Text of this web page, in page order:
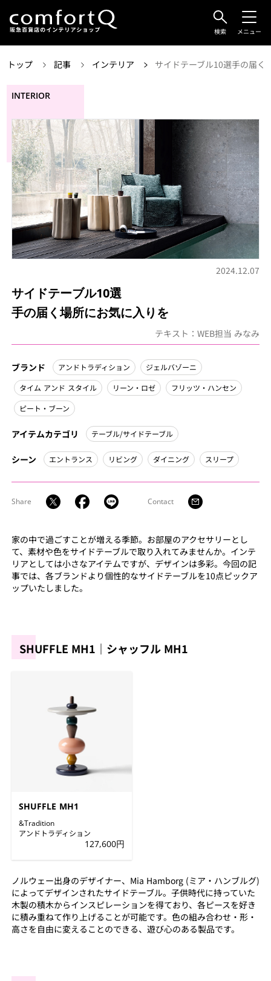
検索 メニュー
トップ 記事 インテリア サイドテーブル10選手の届く
INTERIOR
2024.12.07
サイドテーブル10選
手の届く場所にお気に入りを
テキスト：WEB担当 みなみ
ブランド アンドトラディション
ジェルバゾーニ
タイム アンド スタイル
リーン・ロゼ
フリッツ・ハンセン
ピート・ブーン
アイテムカテゴリ テーブル/サイドテーブル
シーン エントランス リビング ダイニング スリープ
Share Contact
家の中で過ごすことが増える季節。お部屋のアクセサリーとし
て、素材や色をサイドテーブルで取り入れてみませんか。インテ
リアとしては小さなアイテムですが、デザインは多彩。今回の記
事では、各ブランドより個性的なサイドテーブルを10点ピックア
ップいたしました。
SHUFFLE MH1｜シャッフル MH1
SHUFFLE MH1
&Tradition
アンドトラディション
127,600円
ノルウェー出身のデザイナー、Mia Hamborg (ミア・ハンブルグ)
によってデザインされたサイドテーブル。子供時代に持っていた
木製の積木からインスピレーションを得ており、各ピースを好き
に積み重ねて作り上げることが可能です。色の組み合わせ・形・
高さを自由に変えることのできる、遊び心のある製品です。